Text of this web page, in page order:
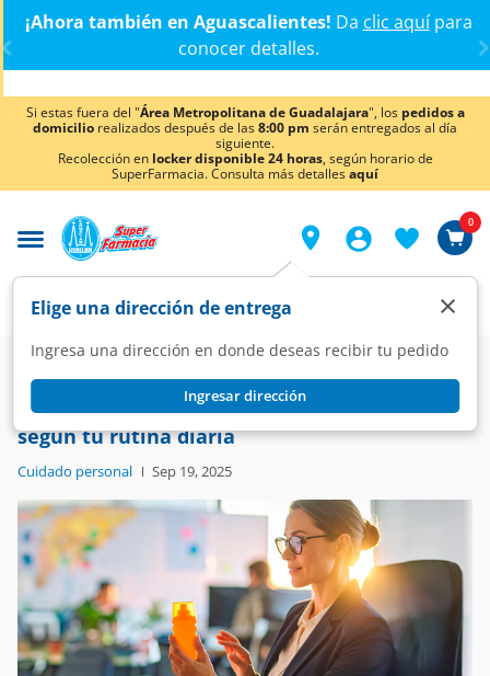
< div class="carousel-inner">
¡Ahora también en Aguascalientes! Da clic aquípara
conocer detalles.
domiciliorealizados después de las8:00 pmserán entregados al día
siguiente.
Recolección enlocker disponible 24 horas, según horario de
SuperFarmacia. Consulta más detalles
Elige una dirección de entrega
Ingresa una dirección en donde deseas recibir tu pedido
×
Cómo elegir el bloqueador solar perfecto
según tu rutina diaria
Cuidado personal Sep 19, 2025